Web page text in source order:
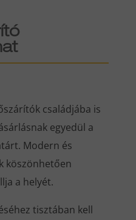
családjába is
egyedül a
Modern és
köszönhetően
a helyét.
tisztában kell